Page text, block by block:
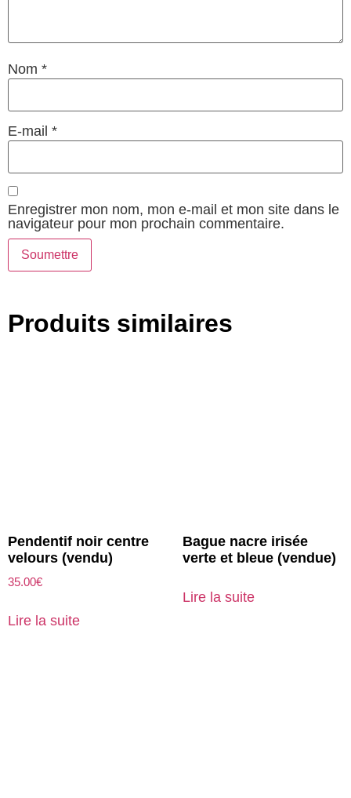
Nom *
E-mail *
Enregistrer mon nom, mon e-mail et mon site dans le
navigateur pour mon prochain commentaire.
Produits similaires
Pendentif noir centre
velours (vendu)
35.00€
Lire la suite
Bague nacre irisée
verte et bleue (vendue)
Lire la suite